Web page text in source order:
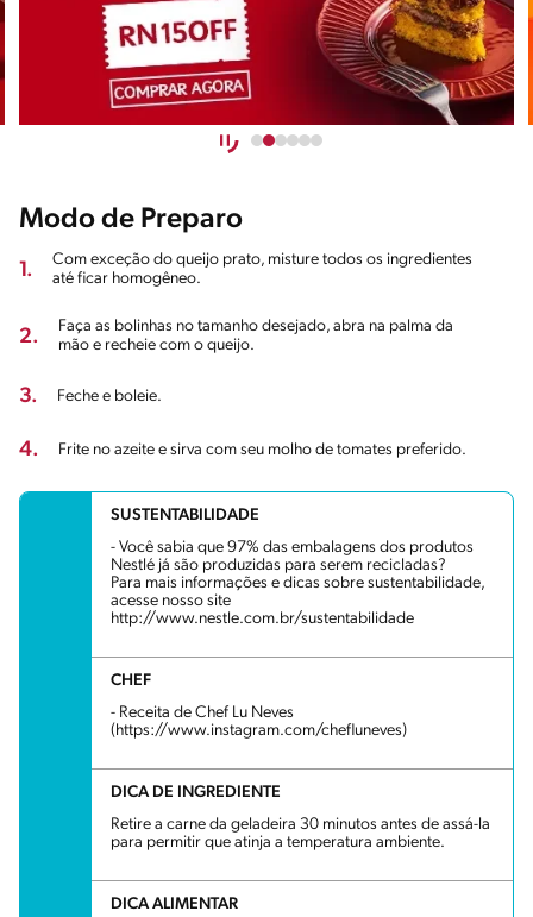
Modo de Preparo
1.
Com exceção do queijo prato, misture todos os ingredientes
até ficar homogêneo.
2.
Faça as bolinhas no tamanho desejado, abra na palma da
mão e recheie com o queijo.
3. Feche e boleie.
4. Frite no azeite e sirva com seu molho de tomates preferido.
SUSTENTABILIDADE
- Você sabia que 97% das embalagens dos produtos
Nestlé já são produzidas para serem recicladas?
Para mais informações e dicas sobre sustentabilidade,
acesse nosso site
http://www.nestle.com.br/sustentabilidade
CHEF
- Receita de Chef Lu Neves
(https://www.instagram.com/chefluneves)
DICA DE INGREDIENTE
Retire a carne da geladeira 30 minutos antes de assá-la
para permitir que atinja a temperatura ambiente.
DICA ALIMENTAR